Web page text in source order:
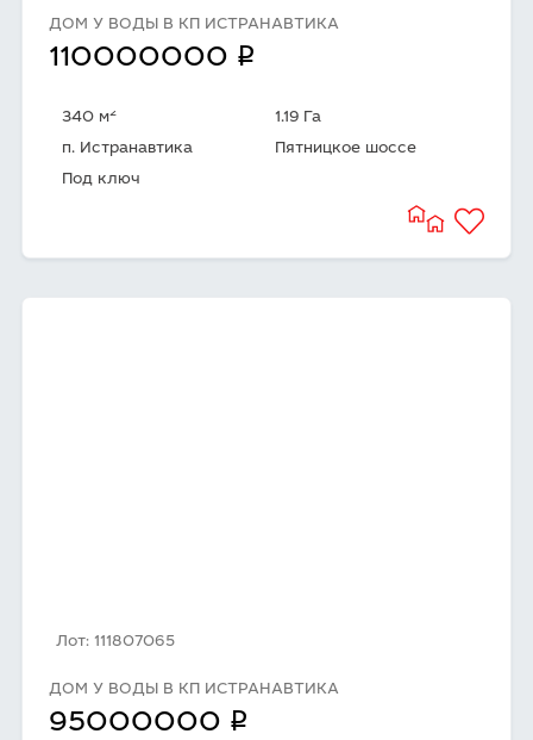
ДОМ У ВОДЫ В КП ИСТРАНАВТИКА
110000000 q
340 м2
1.19 Га
п. Истранавтика
Пятницкое шоссе
Под ключ
Лот: 111807065
ДОМ У ВОДЫ В КП ИСТРАНАВТИКА
95000000 q